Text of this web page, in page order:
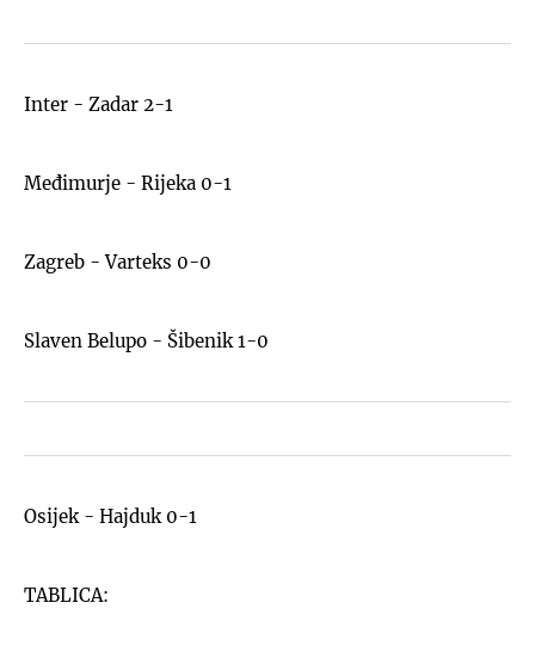
Inter - Zadar 2-1
Međimurje - Rijeka 0-1
Zagreb - Varteks 0-0
Slaven Belupo - Šibenik 1-0
Osijek - Hajduk 0-1
TABLICA: